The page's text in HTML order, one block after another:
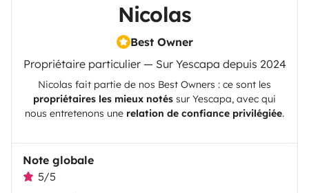
Nicolas
Best Owner
Propriétaire particulier — Sur Yescapa depuis 2024
Nicolas fait partie de nos Best Owners : ce sont les
propriétaires les mieux notés sur Yescapa, avec qui
nous entretenons une relation de confiance privilégiée.
Note globale
5/5